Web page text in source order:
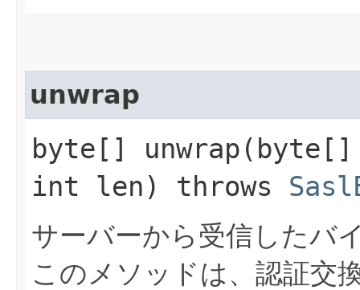
unwrap
byte[]
int len) throws
サーバーから受信したバ
このメソッドは、認証交